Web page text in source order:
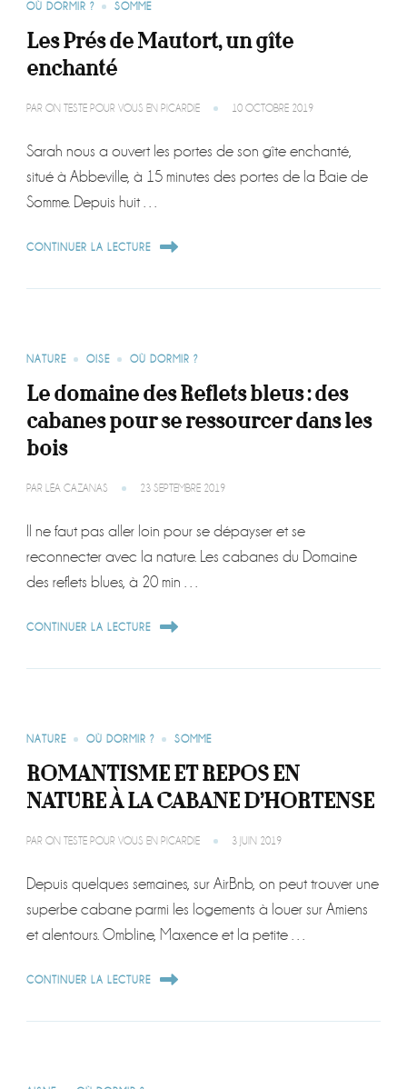
OÙ DORMIR ? SOMME
Les Prés de Mautort, un gîte
enchanté
PAR ON TESTE POUR VOUS EN PICARDIE 10 OCTOBRE 2019
Sarah nous a ouvert les portes de son gîte enchanté,
situé à Abbeville, à 15 minutes des portes de la Baie de
Somme. Depuis huit …
CONTINUER LA LECTURE
NATURE OISE OÙ DORMIR ?
Le domaine des Reflets bleus : des
cabanes pour se ressourcer dans les
bois
PAR LÉA CAZANAS 23 SEPTEMBRE 2019
Il ne faut pas aller loin pour se dépayser et se
reconnecter avec la nature. Les cabanes du Domaine
des reflets blues, à 20 min …
CONTINUER LA LECTURE
NATURE OÙ DORMIR ? SOMME
ROMANTISME ET REPOS EN
NATURE À LA CABANE D’HORTENSE
PAR ON TESTE POUR VOUS EN PICARDIE 3 JUIN 2019
Depuis quelques semaines, sur AirBnb, on peut trouver une
superbe cabane parmi les logements à louer sur Amiens
et alentours. Ombline, Maxence et la petite …
CONTINUER LA LECTURE